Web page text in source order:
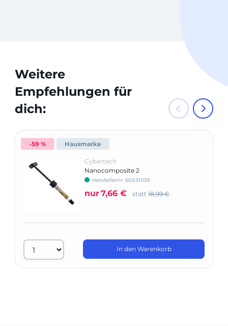
Weitere
Empfehlungen für
dich:
-59 % Hausmarke
Cybertech
Nanocomposite 2
Herstellernr: 60031036
nur7,66 € statt 18,99 €
In den Warenkorb